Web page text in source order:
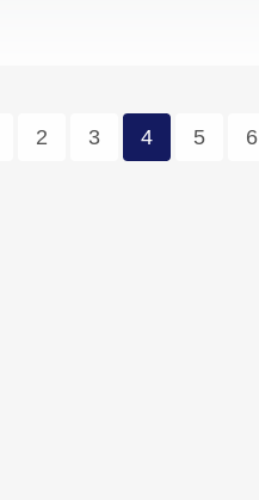
2 3 4 5 6